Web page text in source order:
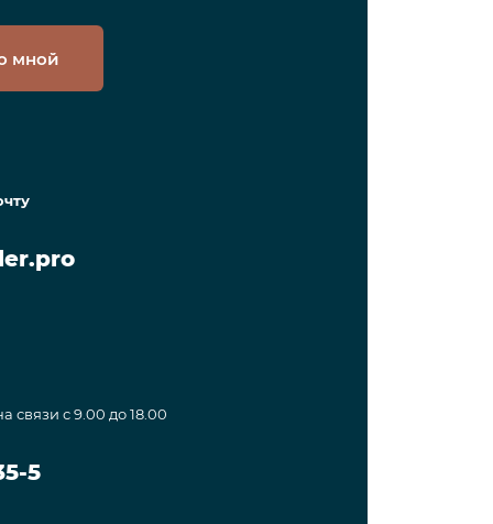
мной
связи с 9.00 до 18.00
5